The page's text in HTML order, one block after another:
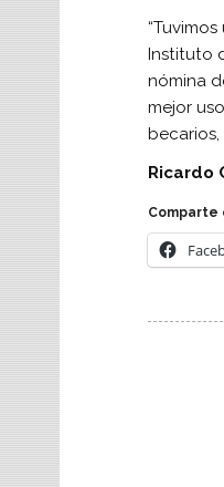
Instituto
nómina
mejor
becarios,
Ricardo
Comparte